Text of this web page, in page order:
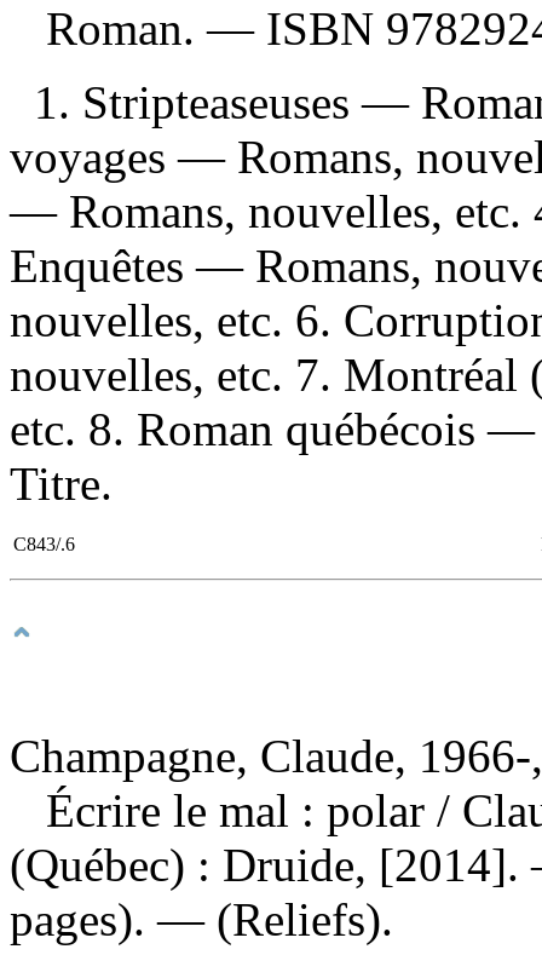
Roman. — ISBN
1. Stripteaseuses —
voyages — Romans,
— Romans, nouvelles,
Enquêtes — Romans,
nouvelles, etc. 6.
nouvelles, etc. 7.
etc. 8. Roman québécois
Titre.
C843/.6
Champagne, Claude,
Écrire le mal : polar /
(Québec) : Druide,
pages). — (Reliefs).